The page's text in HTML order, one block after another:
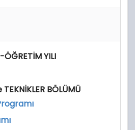
YILI
BÖLÜMÜ